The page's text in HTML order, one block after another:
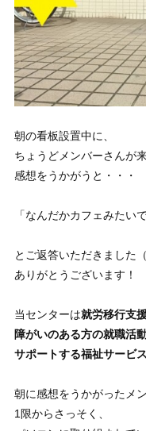
朝の看板設置中に、
ちょうどメンバーさんが来
感想をうかがうと・・・
「なんだかカフェみたい
とご返答いただきました（
ありがとうございます！
当センターは就労移行支
障がいのある方の就職活動
サポートする福祉サービ
朝に感想をうかがったメ
1限からさっそく、